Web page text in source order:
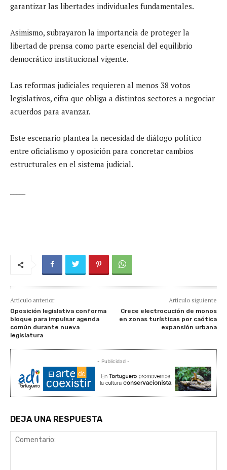
garantizar las libertades individuales fundamentales.
Asimismo, subrayaron la importancia de proteger la
libertad de prensa como parte esencial del equilibrio
democrático institucional vigente.
Las reformas judiciales requieren al menos 38 votos
legislativos, cifra que obliga a distintos sectores a negociar
acuerdos para avanzar.
Este escenario plantea la necesidad de diálogo político
entre oficialismo y oposición para concretar cambios
estructurales en el sistema judicial.
Artículo anterior
Oposición legislativa conforma
bloque para impulsar agenda
común durante nueva
legislatura
Artículo siguiente
Crece electrocución de monos
en zonas turísticas por caótica
expansión urbana
- Publicidad -
DEJA UNA RESPUESTA